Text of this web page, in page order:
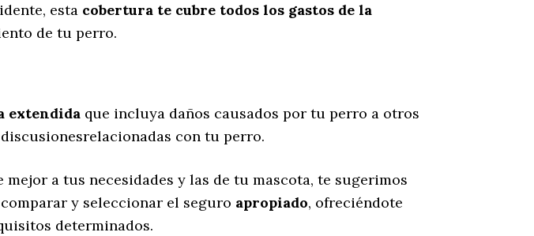
esta cobertura te cubre todos los gastos de la
de tu perro.
extendida que incluya daños causados por tu perro a otros
con tu perro.
mejor a tus necesidades y las de tu mascota, te sugerimos
y seleccionar el seguro apropiado, ofreciéndote
determinados.